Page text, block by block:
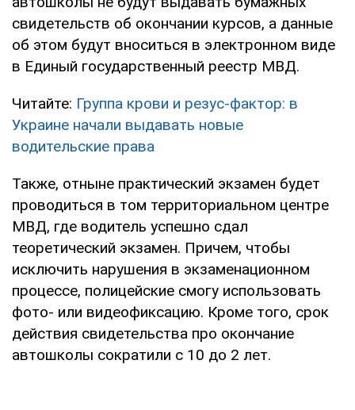
свидетельств об окончании курсов, а данные
об этом будут вноситься в электронном виде
в Единый государственный реестр МВД.
Читайте: Группа крови и резус-фактор: в
Украине начали выдавать новые
водительские права
Также, отныне практический экзамен будет
проводиться в том территориальном центре
МВД, где водитель успешно сдал
теоретический экзамен. Причем, чтобы
исключить нарушения в экзаменационном
процессе, полицейские смогу использовать
фото- или видеофиксацию. Кроме того, срок
действия свидетельства про окончание
автошколы сократили с 10 до 2 лет.